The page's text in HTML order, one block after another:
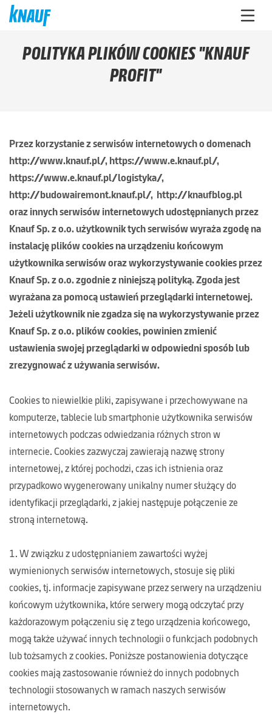
POLITYKA PLIKÓW COOKIES "KNAUF
PROFIT"
Przez korzystanie z serwisów internetowych o domenach
http://www.knauf.pl/, https://www.e.knauf.pl/,
https://www.e.knauf.pl/logistyka/,
http://budowairemont.knauf.pl/, http://knaufblog.pl
oraz innych serwisów internetowych udostępnianych przez
Knauf Sp. z o.o. użytkownik tych serwisów wyraża zgodę na
instalację plików cookies na urządzeniu końcowym
użytkownika serwisów oraz wykorzystywanie cookies przez
Knauf Sp. z o.o. zgodnie z niniejszą polityką. Zgoda jest
wyrażana za pomocą ustawień przeglądarki internetowej.
Jeżeli użytkownik nie zgadza się na wykorzystywanie przez
Knauf Sp. z o.o. plików cookies, powinien zmienić
ustawienia swojej przeglądarki w odpowiedni sposób lub
zrezygnować z używania serwisów.
Cookies to niewielkie pliki, zapisywane i przechowywane na
komputerze, tablecie lub smartphonie użytkownika serwisów
internetowych podczas odwiedzania różnych stron w
internecie. Cookies zazwyczaj zawierają nazwę strony
internetowej, z której pochodzi, czas ich istnienia oraz
przypadkowo wygenerowany unikalny numer służący do
identyfikacji przeglądarki, z jakiej następuje połączenie ze
stroną internetową.
1. W związku z udostępnianiem zawartości wyżej
wymienionych serwisów internetowych, stosuje się pliki
cookies, tj. informacje zapisywane przez serwery na urządzeniu
końcowym użytkownika, które serwery mogą odczytać przy
każdorazowym połączeniu się z tego urządzenia końcowego,
mogą także używać innych technologii o funkcjach podobnych
lub tożsamych z cookies. Poniższe postanowienia dotyczące
cookies mają zastosowanie również do innych podobnych
technologii stosowanych w ramach naszych serwisów
internetowych.